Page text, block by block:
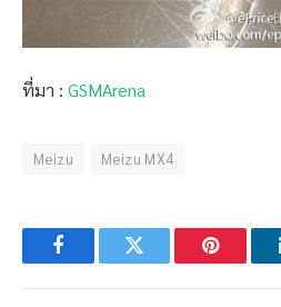
ที่มา : GSMArena
Meizu Meizu MX4
FacebookTwitter Pinterest